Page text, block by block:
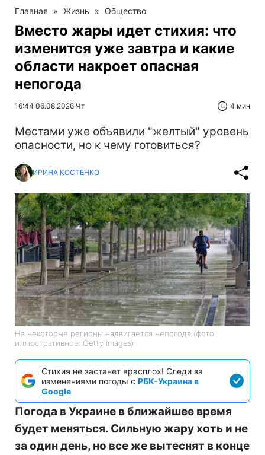
Главная » Жизнь » Общество
Вместо жары идет стихия: что
изменится уже завтра и какие
области накроет опасная
непогода
16:44 06.08.2026 Чт 4 мин
Местами уже объявили "желтый" уровень
опасности, но к чему готовиться?
ИРИНА КОСТЕНКО
На некоторые регионы надвигается непогода (фото
иллюстративное: Getty Images)
Стихия не застанет врасплох! Следи за
изменениями погоды с РБК-Украина в
Google
Погода в Украине в ближайшее время
будет меняться. Сильную жару хоть и не
за один день, но все же вытеснят в конце